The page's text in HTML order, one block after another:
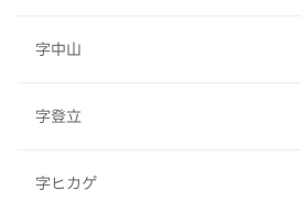
字中山
字登立
字ヒカゲ